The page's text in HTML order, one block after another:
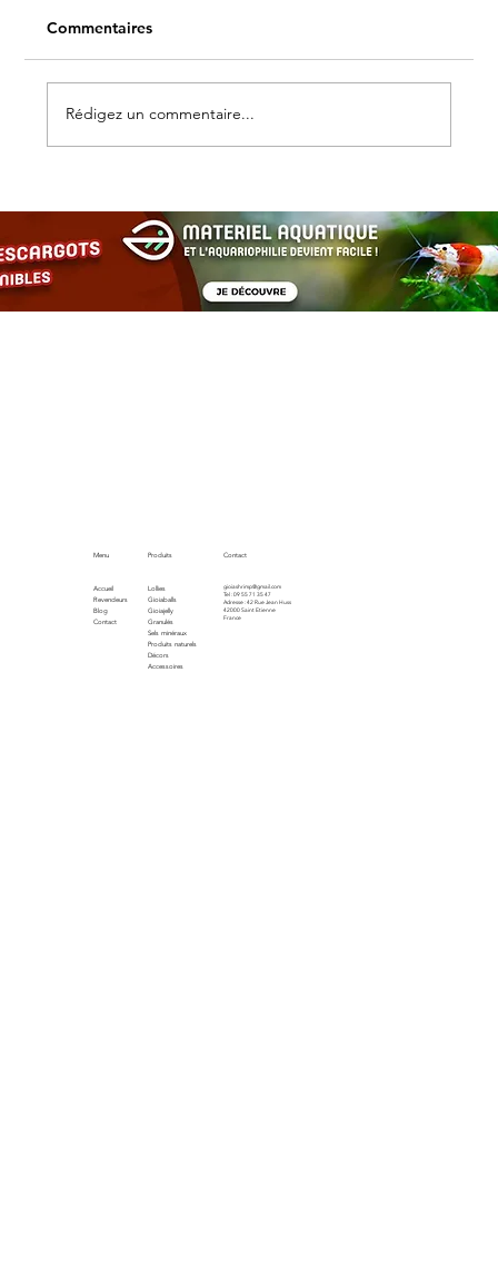
discrets pour un bac équilibré et
esthétique
Commentaires
Rédigez un commentaire...
Menu
Accueil
Revendeurs
Blog
Contact
Produits
Lollies
Gioiaballs
Gioiajelly
Granulés
Sels minéraux
Produits naturels
Décors
Accessoires
gioiashrimp@gmail.com
Tel : 09 55 71 35 47
Adresse : 42 Rue Jean Huss
42000 Saint Etienne
France
Contact